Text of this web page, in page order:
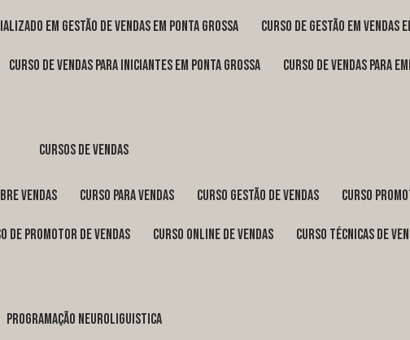
em gestão de vendas em Ponta Grossa curso de gestão em vendas
curso de vendas para iniciantes em Ponta Grossa curso de vendas para
cursos de vendas
vendas curso para vendas curso gestão de vendas curso
de promotor de vendas curso online de vendas curso técnicas de
programação neuroliguistica